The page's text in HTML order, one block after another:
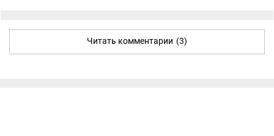
Читать комментарии (3)